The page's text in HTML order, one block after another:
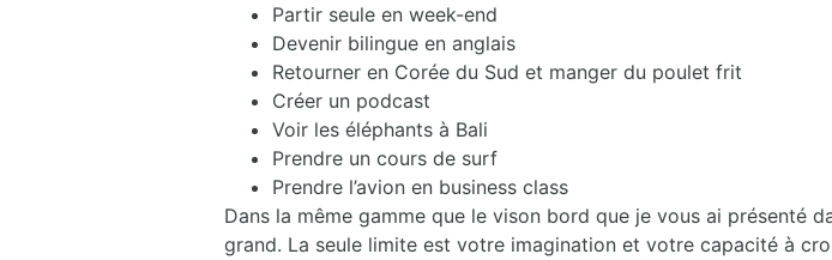
Partir seule en week-end
Devenir bilingue en anglais
Retourner en Corée du Sud et manger du poulet frit
Créer un podcast
Voir les éléphants à Bali
Prendre un cours de surf
Prendre l’avion en business class
Dans la même gamme que le vison bord que je vous ai présenté
grand. La seule limite est votre imagination et votre capacité à